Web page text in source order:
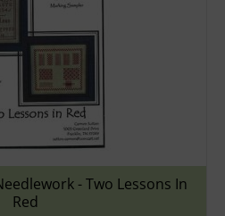
- Two Lessons In
Red